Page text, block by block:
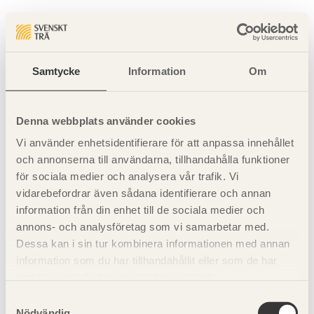
Samtycke Information Om
Denna webbplats använder cookies
Vi använder enhetsidentifierare för att anpassa innehållet
och annonserna till användarna, tillhandahålla funktioner
för sociala medier och analysera vår trafik. Vi
vidarebefordrar även sådana identifierare och annan
information från din enhet till de sociala medier och
annons- och analysföretag som vi samarbetar med.
Dessa kan i sin tur kombinera informationen med annan
information som du har tillhandahållit eller som de har
Sidan hittades inte